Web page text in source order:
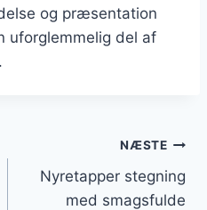
og præsentation
uforglemmelig del af
NÆSTE
Nyretapper stegning
med smagsfulde